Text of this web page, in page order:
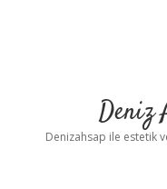
Deniz
Denizahsap ile estetik